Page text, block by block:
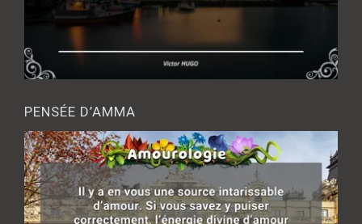
PENSÉE D’AMMA